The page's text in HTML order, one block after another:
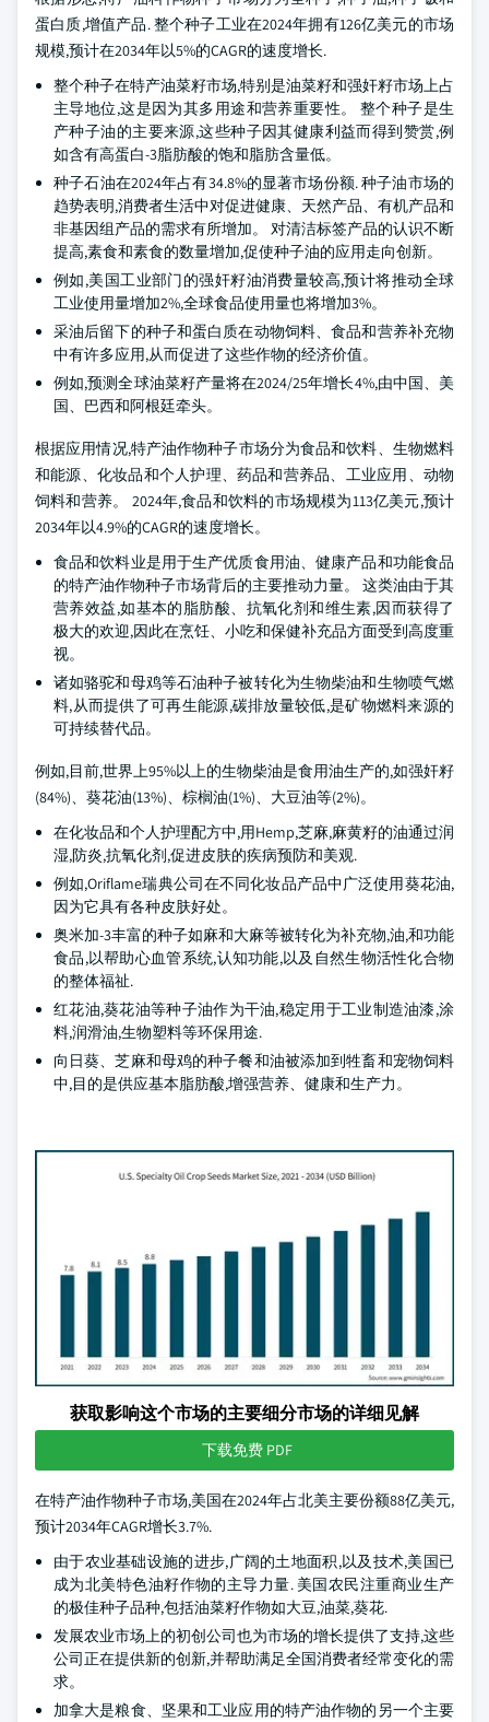
蛋白质,增值产品. 整个种子工业在2024年拥有126亿美元的市场
规模,预计在2034年以5%的CAGR的速度增长.
整个种子在特产油菜籽市场,特别是油菜籽和强奸籽市场上占
主导地位,这是因为其多用途和营养重要性。 整个种子是生
产种子油的主要来源,这些种子因其健康利益而得到赞赏,例
如含有高蛋白-3脂肪酸的饱和脂肪含量低。
种子石油在2024年占有34.8%的显著市场份额. 种子油市场的
趋势表明,消费者生活中对促进健康、天然产品、有机产品和
非基因组产品的需求有所增加。 对清洁标签产品的认识不断
提高,素食和素食的数量增加,促使种子油的应用走向创新。
例如,美国工业部门的强奸籽油消费量较高,预计将推动全球
工业使用量增加2%,全球食品使用量也将增加3%。
采油后留下的种子和蛋白质在动物饲料、食品和营养补充物
中有许多应用,从而促进了这些作物的经济价值。
例如,预测全球油菜籽产量将在2024/25年增长4%,由中国、美
国、巴西和阿根廷牵头。
根据应用情况,特产油作物种子市场分为食品和饮料、生物燃料
和能源、化妆品和个人护理、药品和营养品、工业应用、动物
饲料和营养。 2024年,食品和饮料的市场规模为113亿美元,预计
2034年以4.9%的CAGR的速度增长。
食品和饮料业是用于生产优质食用油、健康产品和功能食品
的特产油作物种子市场背后的主要推动力量。 这类油由于其
营养效益,如基本的脂肪酸、抗氧化剂和维生素,因而获得了
极大的欢迎,因此在烹饪、小吃和保健补充品方面受到高度重
视。
诸如骆驼和母鸡等石油种子被转化为生物柴油和生物喷气燃
料,从而提供了可再生能源,碳排放量较低,是矿物燃料来源的
可持续替代品。
例如,目前,世界上95%以上的生物柴油是食用油生产的,如强奸籽
(84%)、葵花油(13%)、棕榈油(1%)、大豆油等(2%)。
在化妆品和个人护理配方中,用Hemp,芝麻,麻黄籽的油通过润
湿,防炎,抗氧化剂,促进皮肤的疾病预防和美观.
例如,Oriflame瑞典公司在不同化妆品产品中广泛使用葵花油,
因为它具有各种皮肤好处。
奥米加-3丰富的种子如麻和大麻等被转化为补充物,油,和功能
食品,以帮助心血管系统,认知功能,以及自然生物活性化合物
的整体福祉.
红花油,葵花油等种子油作为干油,稳定用于工业制造油漆,涂
料,润滑油,生物塑料等环保用途.
向日葵、芝麻和母鸡的种子餐和油被添加到牲畜和宠物饲料
中,目的是供应基本脂肪酸,增强营养、健康和生产力。
获取影响这个市场的主要细分市场的详细见解
下载免费 PDF
在特产油作物种子市场,美国在2024年占北美主要份额88亿美元,
预计2034年CAGR增长3.7%.
由于农业基础设施的进步,广阔的土地面积,以及技术,美国已
成为北美特色油籽作物的主导力量. 美国农民注重商业生产
的极佳种子品种,包括油菜籽作物如大豆,油菜,葵花.
发展农业市场上的初创公司也为市场的增长提供了支持,这些
公司正在提供新的创新,并帮助满足全国消费者经常变化的需
求。
加拿大是粮食、坚果和工业应用的特产油作物的另一个主要